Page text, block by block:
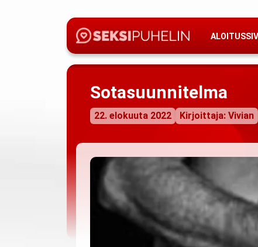
Sotasuunnitelma
22. elokuuta 2022 Kirjoittaja: Vivian